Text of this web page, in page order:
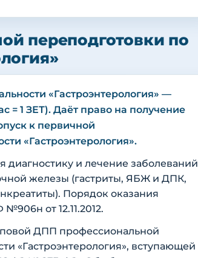
переподготовки по
«Гастроэнтерология» —
= 1 ЗЕТ). Даёт право на получение
к первичной
«Гастроэнтерология».
диагностику и лечение заболеваний
железы (гастриты, ЯБЖ и ДПК,
Порядок оказания
от 12.11.2012.
ДПП профессиональной
«Гастроэнтерология», вступающей